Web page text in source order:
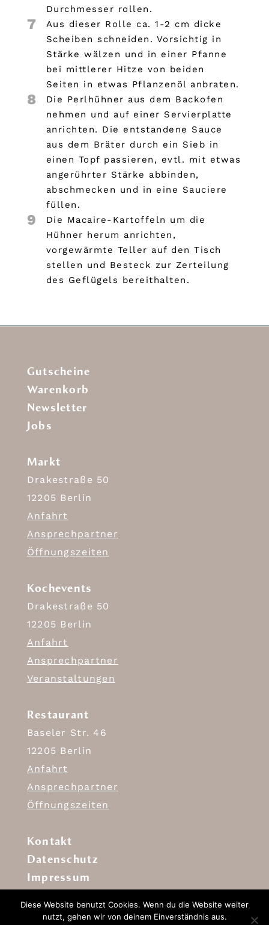
Durchmesser rollen.
7
Aus dieser Rolle ca. 1-2 cm dicke
Scheiben schneiden. Vorsichtig in
Stärke wälzen und in einer Pfanne
bei mittlerer Hitze von beiden
Seiten in etwas Pflanzenöl anbraten.
8
Die Perlhühner aus dem Backofen
nehmen und auf einer Servierplatte
anrichten. Die entstandene Sauce
aus dem Bräter durch ein Sieb in
einen Topf passieren, evtl. mit etwas
angerührter Stärke abbinden,
abschmecken und in eine Sauciere
füllen.
9
Die Macaire-Kartoffeln um die
Hühner herum anrichten,
vorgewärmte Teller auf den Tisch
stellen und Besteck zur Zerteilung
des Geflügels bereithalten.
Gutscheine
Warenkorb
Newsletter
Jobs
Markt
Drakestraße 50
12205 Berlin
Anfahrt
Ansprechpartner
Öffnungszeiten
Kochevents
Drakestraße 50
12205 Berlin
Anfahrt
Ansprechpartner
Veranstaltungen
Restaurant
Baseler Str. 46
12205 Berlin
Anfahrt
Ansprechpartner
Öffnungszeiten
Kontakt
Datenschutz
Impressum
Diese Website benutzt Cookies. Wenn du die Website weiter
nutzt, gehen wir von deinem Einverständnis aus.